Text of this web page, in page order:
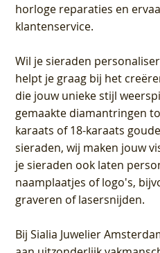
horloge reparaties en
klantenservice.
Wil je sieraden
helpt je graag bij het
die jouw unieke stijl
gemaakte diamantringen
karaats of 18-karaats
sieraden, wij maken jouw
je sieraden ook laten
naamplaatjes of logo's,
graveren of lasersnijden.
BijSialia Juwelier